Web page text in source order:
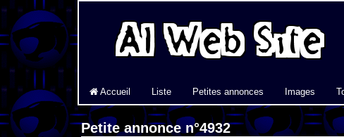
Accueil Liste Petites annonces Images
Petite annonce n°4932